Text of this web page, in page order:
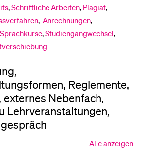
,Schriftliche Arbeiten, Plagiat,
, Anrechnungen,
Sprachkurse,Studiengangwechsel,
Reglemente,
externes Nebenfach,
Lehrveranstaltungen,
Alle anzeigen